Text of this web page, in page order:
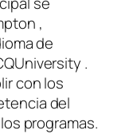
,
de
.
con los
del
programas.